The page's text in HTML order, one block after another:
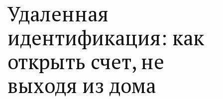
Удаленная
идентификация: как
открыть счет, не
выходя из дома